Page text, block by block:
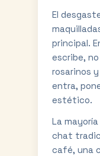
El
principal.
escribe,
rosarinos
entra,
estético.
La
chat
café, una